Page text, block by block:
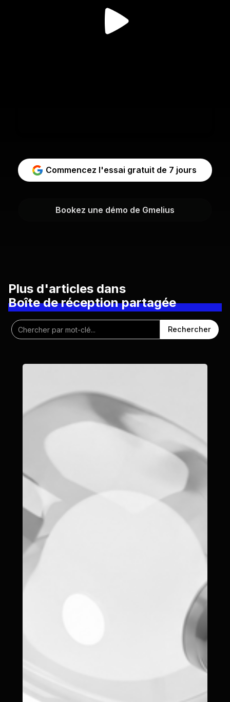
Commencez l'essai gratuit de 7 jours
Bookez une démo de Gmelius
Plus d'articles dans
Boîte de réception partagée